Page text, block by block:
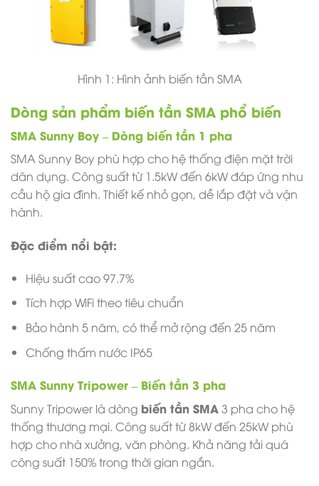
Hình 1: Hình ảnh biến tần SMA
Dòng sản phẩm biến tần SMA phổ biến
SMA Sunny Boy – Dòng biến tần 1 pha
SMA Sunny Boy phù hợp cho hệ thống điện mặt trời
dân dụng. Công suất từ 1.5kW đến 6kW đáp ứng nhu
cầu hộ gia đình. Thiết kế nhỏ gọn, dễ lắp đặt và vận
hành.
Đặc điểm nổi bật:
Hiệu suất cao 97.7%
Tích hợp WiFi theo tiêu chuẩn
Bảo hành 5 năm, có thể mở rộng đến 25 năm
Chống thấm nước IP65
SMA Sunny Tripower – Biến tần 3 pha
Sunny Tripower là dòng biến tần SMA3 pha cho hệ
thống thương mại. Công suất từ 8kW đến 25kW phù
hợp cho nhà xưởng, văn phòng. Khả năng tải quá
công suất 150% trong thời gian ngắn.